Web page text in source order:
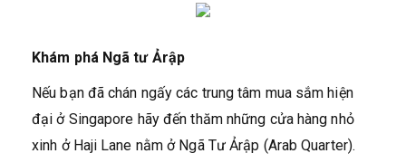
Khám phá Ngã tư Ảrập
Nếu bạn đã chán ngấy các trung tâm mua sắm hiện
đại ở Singapore hãy đến thăm những cửa hàng nhỏ
xinh ở Haji Lane nằm ở Ngã Tư Ảrập (Arab Quarter).